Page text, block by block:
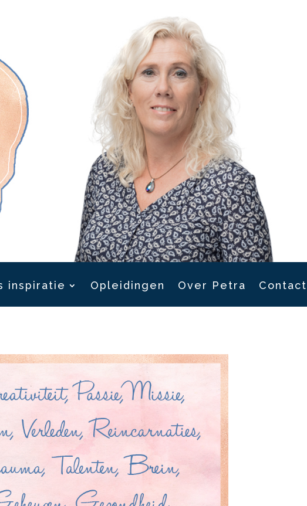
inspiratie Opleidingen Over Petra Contact